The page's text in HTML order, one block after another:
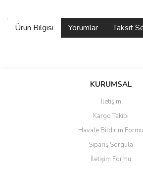
Ürün Bilgisi Yorumlar Taksit
Bu ürüne ilk yorumu siz
Ürün resmi kalitesiz, bozuk veya
Ürün açıklamasında eksik bilgiler
Ürün bilgilerinde hatalar bulunuyor.
Ürün fiyatı diğer sitelerden daha pahalı.
KURUMSAL
İletişim
Kargo Takibi
Havale Bildirim Formu
Sipariş Sorgula
İletişim Formu